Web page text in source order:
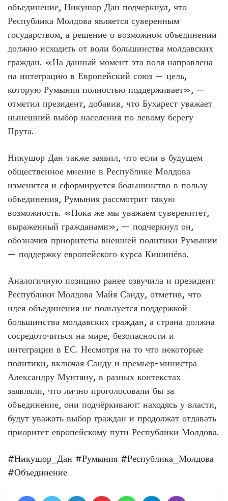
объединение, Никушор Дан подчеркнул, что
Республика Молдова является суверенным
государством, а решение о возможном объединении
должно исходить от воли большинства молдавских
граждан. «На данный момент эта воля направлена
на интеграцию в Европейский союз — цель,
которую Румыния полностью поддерживает», —
отметил президент, добавив, что Бухарест уважает
нынешний выбор населения по левому берегу
Прута.
Никушор Дан также заявил, что если в будущем
общественное мнение в Республике Молдова
изменится и сформируется большинство в пользу
объединения, Румыния рассмотрит такую
возможность. «Пока же мы уважаем суверенитет,
выраженный гражданами», — подчеркнул он,
обозначив приоритеты внешней политики Румынии
— поддержку европейского курса Кишинёва.
Аналогичную позицию ранее озвучила и президент
Республики Молдова Майя Санду, отметив, что
идея объединения не пользуется поддержкой
большинства молдавских граждан, а страна должна
сосредоточиться на мире, безопасности и
интеграции в ЕС. Несмотря на то что некоторые
политики, включая Санду и премьер-министра
Александру Мунтяну, в разных контекстах
заявляли, что лично проголосовали бы за
объединение, они подчёркивают: находясь у власти,
будут уважать выбор граждан и продолжат отдавать
приоритет европейскому пути Республики Молдова.
#Никушор_Дан #Румыния #Республика_Молдова
#Объединение
FacebookTwitter LinkedIn Pinterest WhatsAppTelegram